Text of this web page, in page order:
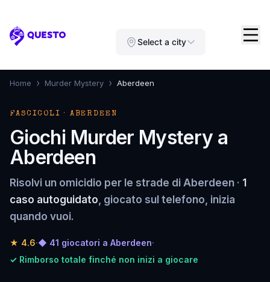
Questo Select a city
Home › Murder Mystery › Aberdeen
FASCICOLI · ABERDEEN
Giochi Murder Mystery a
Aberdeen
Risolvi un omicidio per le strade di Aberdeen · 1
caso autoguidato, giocato sul telefono, inizia
quando vuoi.
★ 4.6·◆ 41 giocatori a Aberdeen·
✓ Rimborso totale finché non inizi a giocare